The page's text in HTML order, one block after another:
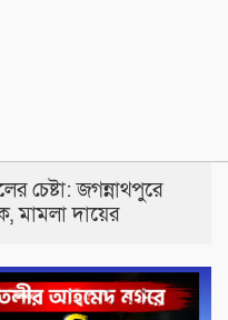
চেষ্টা: জগন্নাথপুরে
মামলা দায়ের